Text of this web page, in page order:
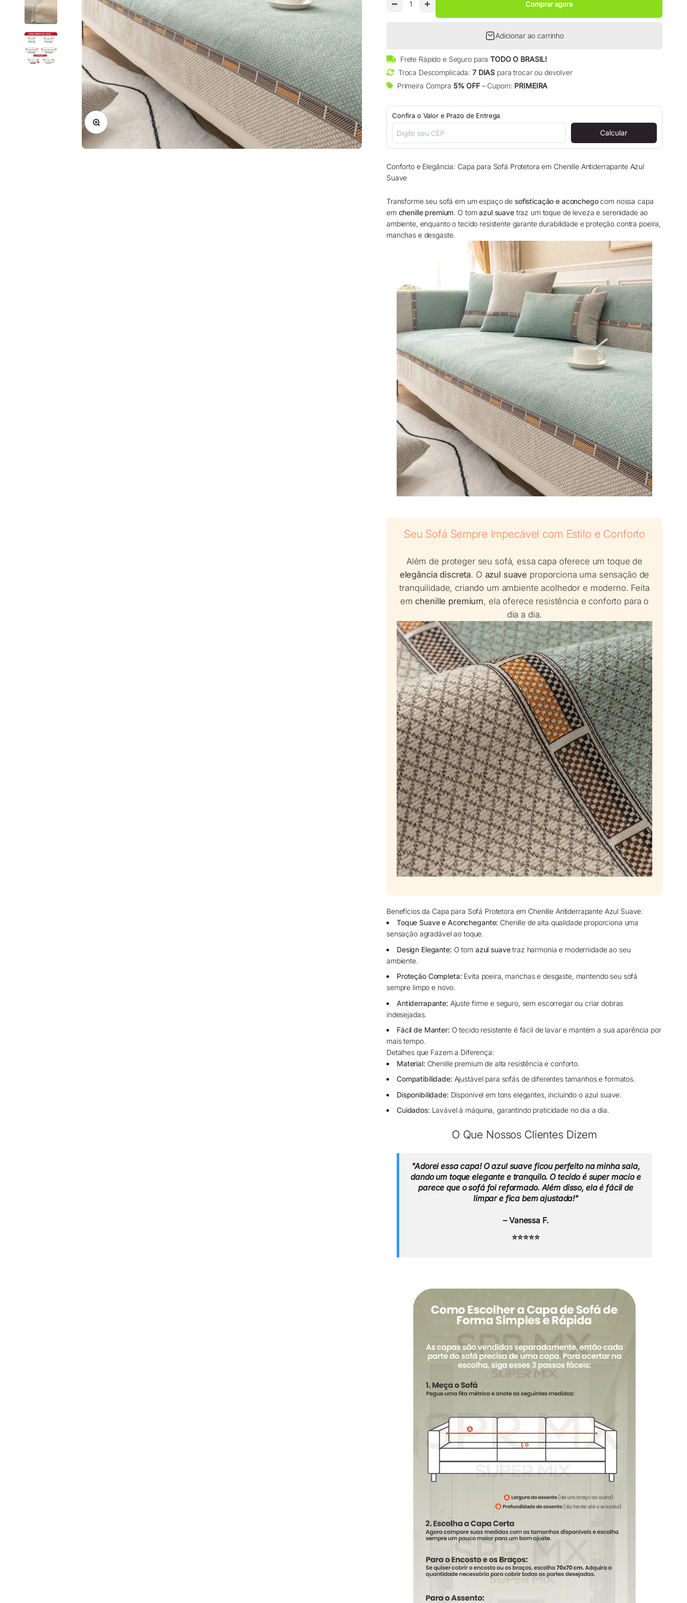
Zoom na imagem
Comprar agora
Adicionar ao carrinho
Frete Rápido e Seguro paraTODO O BRASIL!
Troca Descomplicada: 7 DIAS para trocar ou devolver
Primeira Compra 5% OFF– Cupom: PRIMEIRA
Confira o Valor e Prazo de Entrega
Calcular
Conforto e Elegância: Capa para Sofá Protetora em Chenille Antiderrapante Azul
Suave
Transforme seu sofá em um espaço de sofisticação e aconchegocom nossa capa
em chenille premium. O tomazul suavetraz um toque de leveza e serenidade ao
ambiente, enquanto o tecido resistente garante durabilidade e proteção contra poeira,
manchas e desgaste.
Seu Sofá Sempre Impecável com Estilo e Conforto
Além de proteger seu sofá, essa capa oferece um toque de
elegância discreta. O azul suave proporciona uma sensação de
tranquilidade, criando um ambiente acolhedor e moderno. Feita
emchenille premium, ela oferece resistência e conforto para o
dia a dia.
Benefícios da Capa para Sofá Protetora em Chenille Antiderrapante Azul Suave:
Toque Suave e Aconchegante: Chenille de alta qualidade proporciona uma
sensação agradável ao toque.
Design Elegante: O tom azul suavetraz harmonia e modernidade ao seu
ambiente.
Proteção Completa: Evita poeira, manchas e desgaste, mantendo seu sofá
sempre limpo e novo.
Antiderrapante: Ajuste firme e seguro, sem escorregar ou criar dobras
indesejadas.
Fácil de Manter: O tecido resistente é fácil de lavar e mantém a sua aparência por
mais tempo.
Detalhes que Fazem a Diferença:
Material: Chenille premium de alta resistência e conforto.
Compatibilidade: Ajustável para sofás de diferentes tamanhos e formatos.
Disponibilidade: Disponível em tons elegantes, incluindo o azul suave.
Cuidados: Lavável à máquina, garantindo praticidade no dia a dia.
O Que Nossos Clientes Dizem
"Adorei essa capa! O azul suave ficou perfeito na minha sala,
dando um toque elegante e tranquilo. O tecido é super macio e
parece que o sofá foi reformado. Além disso, ela é fácil de
limpar e fica bem ajustada!"
– Vanessa F.
⭐⭐⭐⭐⭐